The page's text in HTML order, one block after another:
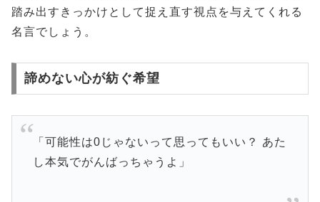
踏み出すきっかけとして捉え直す視点を与えてくれる
名言でしょう。
諦めない心が紡ぐ希望
「可能性は0じゃないって思ってもいい？ あた
し本気でがんばっちゃうよ」